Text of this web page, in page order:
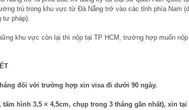
trú trong khu vực từ Đà Nẵng trở vào các tỉnh phía Nam
tư pháp).
khu vực còn lại thì nộp tại TP HCM, trường hợp muốn
đối với trường hợp xin visa đi dưới 90 ngày.
hình 3,5 × 4,5cm, chụp trong 3 tháng gần nhất), xin